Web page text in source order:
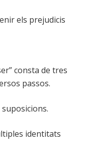
els prejudicis
consta de tres
passos.
identitats